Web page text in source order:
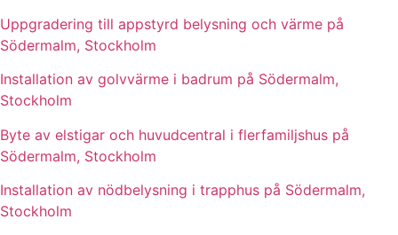
Uppgradering till appstyrd belysning och värme på
Södermalm, Stockholm
Installation av golvvärme i badrum på Södermalm,
Stockholm
Byte av elstigar och huvudcentral i flerfamiljshus på
Södermalm, Stockholm
Installation av nödbelysning i trapphus på Södermalm,
Stockholm